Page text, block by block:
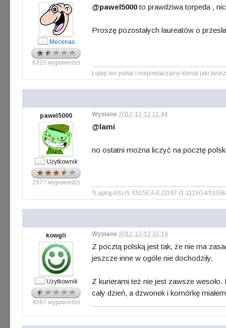
Mecenas
6325 wypowiedzi
@pawel5000to prawdziwa torpeda ,
Proszę pozostałych laureatów o
Lubię ten portal i niepowtarzalny klimat jaki
pawel5000
Użytkownik
2977 wypowiedzi
Wysłane 2012-12-12 11:44
@lami
no ostatni można liczyć na pocztę
*Laptop ASUS X515EA-EJ1197 i3-1115G4/
kowgli
Użytkownik
4367 wypowiedzi
Wysłane 2012-12-12 15:19
Z pocztą polską jest tak, że nie ma
jeszcze inne w ogóle nie dochodziły.
Z kurierami też nie jest zawsze
cały dzień, a dzwonek i komórkę